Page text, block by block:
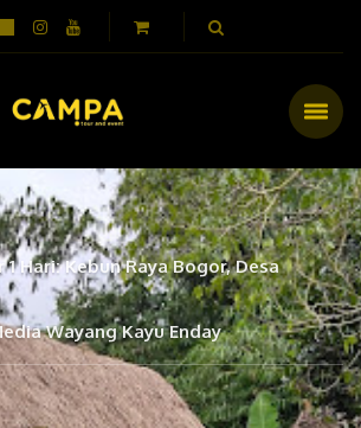
Hari: Kebun Raya Bogor, Desa
Wayang Kayu Enday